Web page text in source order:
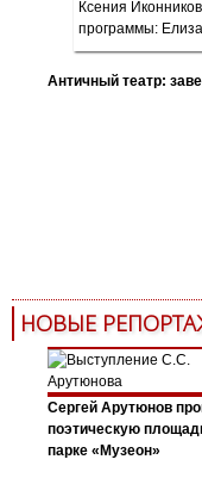
Античный театр:
НОВЫЕ
Сергей Арутюнов
поэтическую
парке «Музеон»